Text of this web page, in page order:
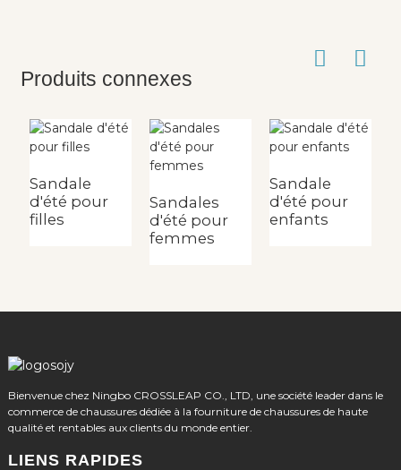
Produits connexes
Sandale
d'été pour
filles
Sandales
d'été pour
femmes
Sandale
d'été pour
enfants
Bienvenue chez Ningbo CROSSLEAP CO., LTD, une société leader dans le
commerce de chaussures dédiée à la fourniture de chaussures de haute
qualité et rentables aux clients du monde entier.
LIENS RAPIDES